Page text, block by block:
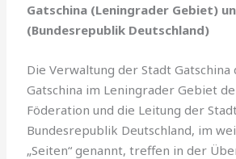
Gatschina (Leningrader Gebiet)
(Bundesrepublik Deutschland)
Die Verwaltung der Stadt
Gatschina im Leningrader Gebiet
Föderation und die Leitung der
Bundesrepublik Deutsch­land, im
„Seiten“ genannt, treffen in der